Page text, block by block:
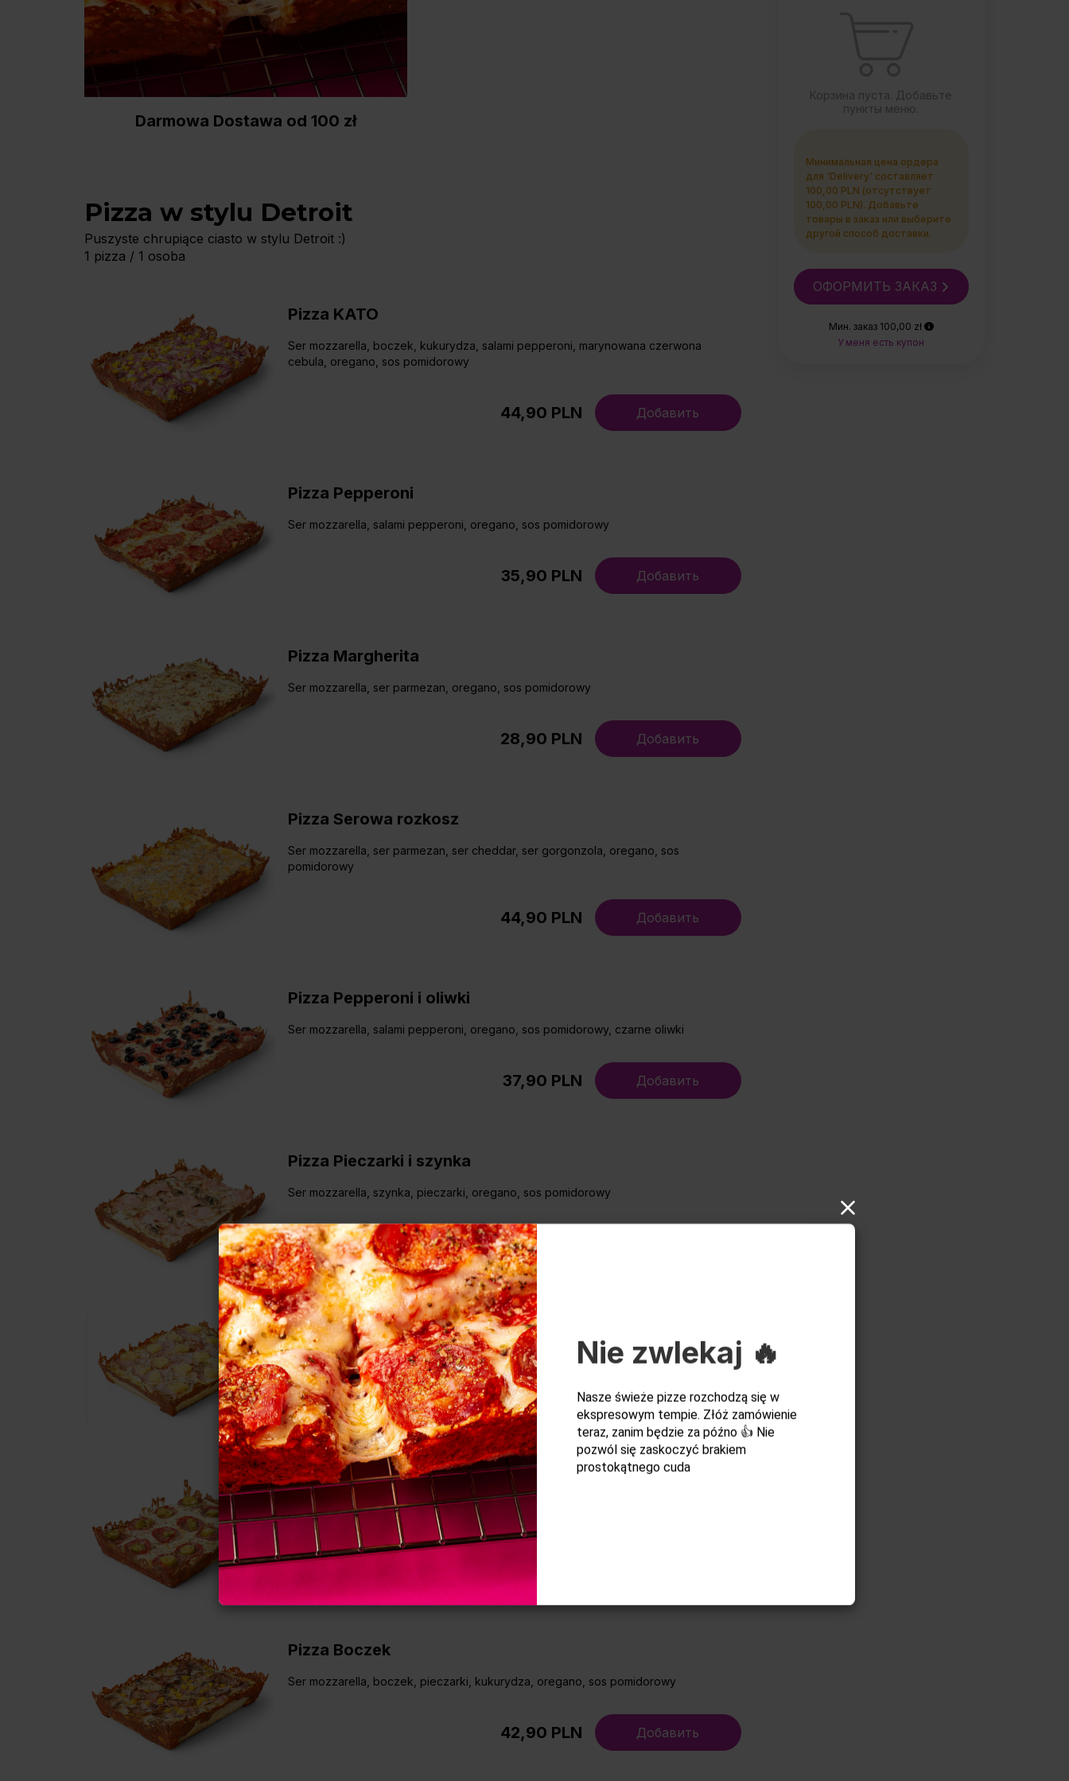
Darmowa Dostawa od 100 zł
Pizza w stylu Detroit
Puszyste chrupiące ciasto w stylu Detroit :)
1 pizza / 1 osoba
Pizza KATO
Ser mozzarella, boczek, kukurydza, salami pepperoni, marynowana czerwona
cebula, oregano, sos pomidorowy
44,90 PLN Добавить
Pizza Pepperoni
Ser mozzarella, salami pepperoni, oregano, sos pomidorowy
35,90 PLN Добавить
Pizza Margherita
Ser mozzarella, ser parmezan, oregano, sos pomidorowy
28,90 PLN Добавить
Pizza Serowa rozkosz
Ser mozzarella, ser parmezan, ser cheddar, ser gorgonzola, oregano, sos
pomidorowy
44,90 PLN Добавить
Pizza Pepperoni i oliwki
Ser mozzarella, salami pepperoni, oregano, sos pomidorowy, czarne oliwki
37,90 PLN Добавить
Pizza Pieczarki i szynka
Ser mozzarella, szynka, pieczarki, oregano, sos pomidorowy
37,90 PLN
Pizza Hawajska
Ser mozzarella, szynka, ananas, oregano, sos pomidorowy
39,90 PLN Добавить
Pizza Dżalapeno
Ser mozzarella, papryczki jalapeño, salami pepperoni, oregano, sos pomidorowy
Pizza Boczek
Ser mozzarella, boczek, pieczarki, kukurydza, oregano, sos pomidorowy
42,90 PLN Добавить
Корзина пуста. Добавьте
пункты меню.
Минимальная цена ордера
для 'Delivery' составляет
100,00 PLN (отсутствует
100,00 PLN). Добавьте
товары в заказ или выберите
другой способ доставки.
ОФОРМИТЬ ЗАКАЗ
Мин. заказ 100,00 zł
У меня есть купон
Nie zwlekaj 🔥
Nasze świeże pizze rozchodzą się w
ekspresowym tempie. Złóż zamówienie
teraz, zanim będzie za późno 👍 Nie
pozwól się zaskoczyć brakiem
prostokątnego cuda